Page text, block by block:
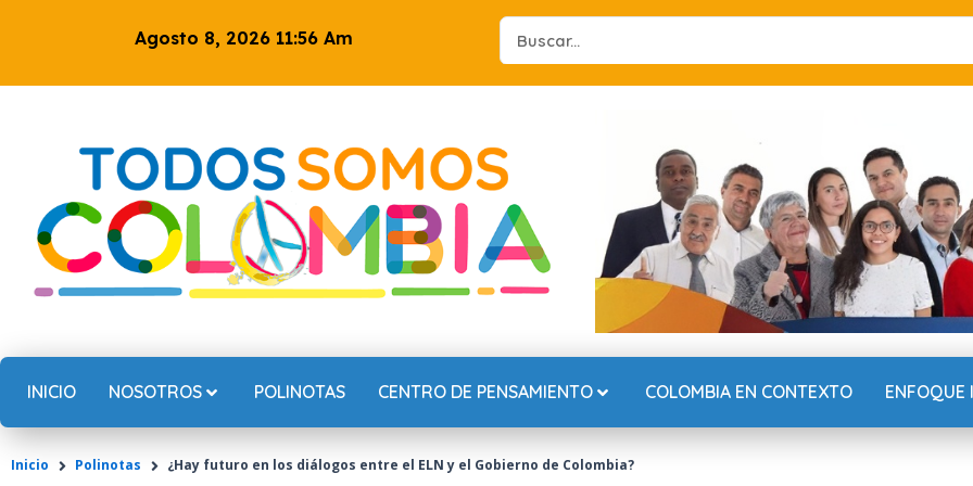
Agosto 8, 2026 11:56 Am
Search
...
INICIO NOSOTROS POLINOTAS CENTRO DE PENSAMIENTO COLOMBIA EN CONTEXTO ENFOQUE
Inicio Polinotas ¿Hay futuro en los diálogos entre el ELN y el Gobierno de Colombia?